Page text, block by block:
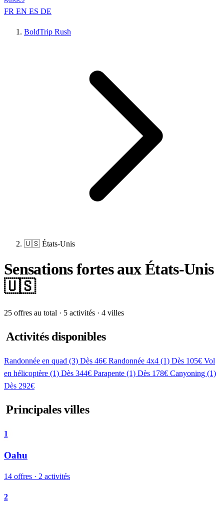
FR EN ES DE
BoldTrip Rush
🇺🇸 États-Unis
Sensations fortes aux États-Unis
🇺🇸
25 offres au total · 5 activités · 4 villes
Activités disponibles
Randonnée en quad (3) Dès 46€ Randonnée 4x4 (1) Dès 105€ Vol
en hélicoptère (1) Dès 344€ Parapente (1) Dès 178€ Canyoning (1)
Dès 292€
Principales villes
1
Oahu
14 offres · 2 activités
2